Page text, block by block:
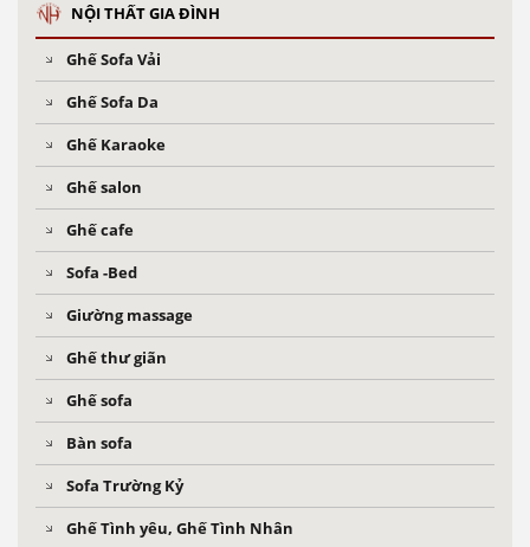
NỘI THẤT GIA ĐÌNH
Ghế Sofa Vải
Ghế Sofa Da
Ghế Karaoke
Ghế salon
Ghế cafe
Sofa -Bed
Giường massage
Ghế thư giãn
Ghế sofa
Bàn sofa
Sofa Trường Kỷ
Ghế Tình yêu, Ghế Tình Nhân